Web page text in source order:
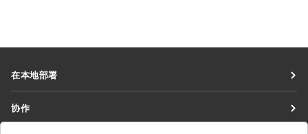
在本地部署
协作空间
协作